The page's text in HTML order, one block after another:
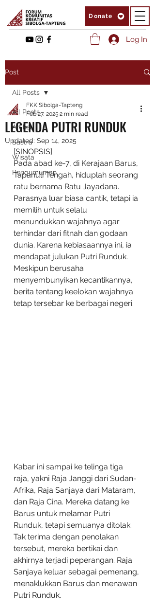
Donate
Log In
Post
All Posts
Artikel
Sastra
Wisata
Pengumuman
All Posts
LEGENDA PUTRI RUNDUK
FKK Sibolga-Tapteng
Feb 27, 2025 2 min read
Updated: Sep 14, 2025
[SINOPSIS]
Pada abad ke-7, di Kerajaan Barus,
Tapanuli Tengah, hiduplah seorang
ratu bernama Ratu Jayadana.
Parasnya luar biasa cantik, tetapi ia
memilih untuk selalu
menundukkan wajahnya agar
terhindar dari fitnah dan godaan
dunia. Karena kebiasaannya ini, ia
mendapat julukan Putri Runduk.
Meskipun berusaha
menyembunyikan kecantikannya,
berita tentang keelokan wajahnya
tetap tersebar ke berbagai negeri.
Kabar ini sampai ke telinga tiga
raja, yakni Raja Janggi dari Sudan-
Afrika, Raja Sanjaya dari Mataram,
dan Raja Cina. Mereka datang ke
Barus untuk melamar Putri
Runduk, tetapi semuanya ditolak.
Tak terima dengan penolakan
tersebut, mereka bertikai dan
akhirnya terjadi peperangan. Raja
Sanjaya keluar sebagai pemenang,
menaklukkan Barus dan menawan
Putri Runduk.